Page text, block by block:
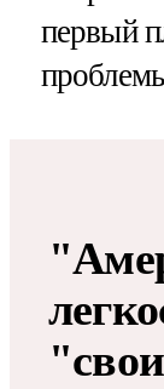
первый